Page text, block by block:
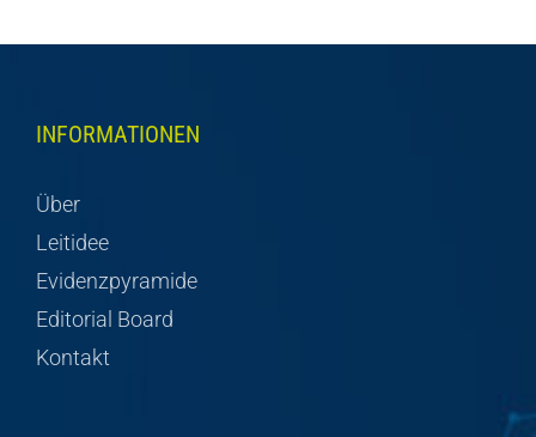
INFORMATIONEN
Über
Leitidee
Evidenzpyramide
Editorial Board
Kontakt